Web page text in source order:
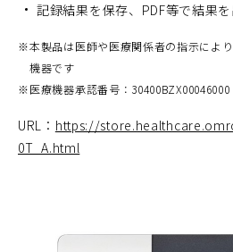
記録結果を保存、PDF等で結果
※本製品は医師や医療関係者の指示によ
機器です
※医療機器承認番号：30400BZX00046000
URL： https://
0T_A.html